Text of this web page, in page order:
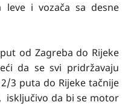
leve i vozača sa desne
od Zagreba do Rijeke
da se svi pridržavaju
3 puta do Rijeke tačnije
isključivo da bi se motor